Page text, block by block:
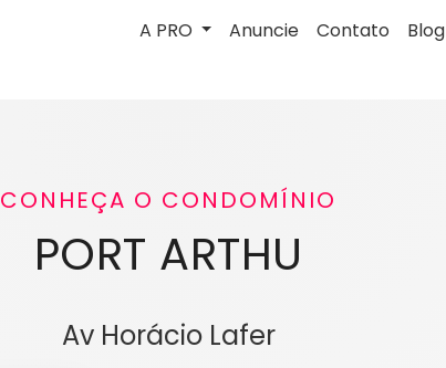
A PRO Anuncie Contato Blog
CONHEÇA O CONDOMÍNIO
PORT ARTHU
Av Horácio Lafer